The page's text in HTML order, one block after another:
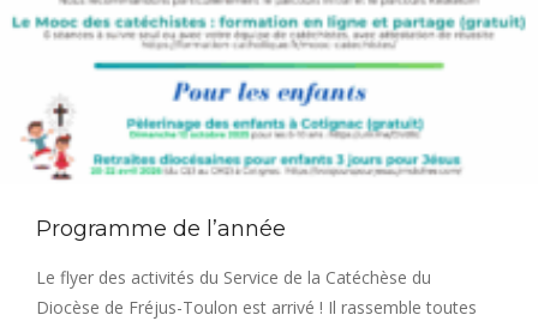
Programme de l’année
Le flyer des activités du Service de la Catéchèse du
Diocèse de Fréjus-Toulon est arrivé ! Il rassemble toutes